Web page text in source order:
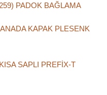
PADOK BAĞLAMA
KAPAK PLESENK
SAPLI PREFİX-T